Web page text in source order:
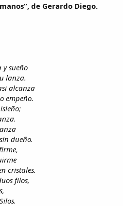
de Gerardo Diego.
y sueño
lanza.
alcanza
empeño.
dueño.
cristales.
filos,